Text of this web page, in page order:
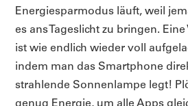
Energiesparmodus läuft, weil
es ans Tageslicht zu bringen.
ist wie endlich wieder voll
indem man das Smartphone
strahlende Sonnenlampe legt!